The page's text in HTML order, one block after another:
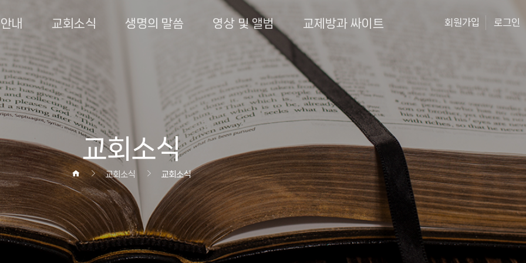
내 교회소식 생명의 말씀 영상 및 앨범 교제방과 싸이트 회원가입 로그인
교회소식
교회소식 교회소식